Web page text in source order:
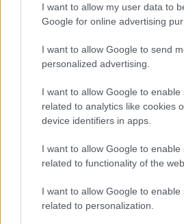
I want to allow my user data to
Google for online advertising
I want to allow Google to send
personalized advertising.
I want to allow Google to enable
related to analytics like cookies
device identifiers in apps.
I want to allow Google to enable
related to functionality of the
I want to allow Google to enable
related to personalization.
A kormány június elején olyan
forgatott filmek összgyártási
vehető a híresen
visszatérítés. Az összeg
korábban bejegyzett
film vagy sorozat sem tud
szakmán belül egyre erősebb a
elveszíti a bizalmát a
más helyszínek után néz.
A helyzet azért is aggasztó, mert